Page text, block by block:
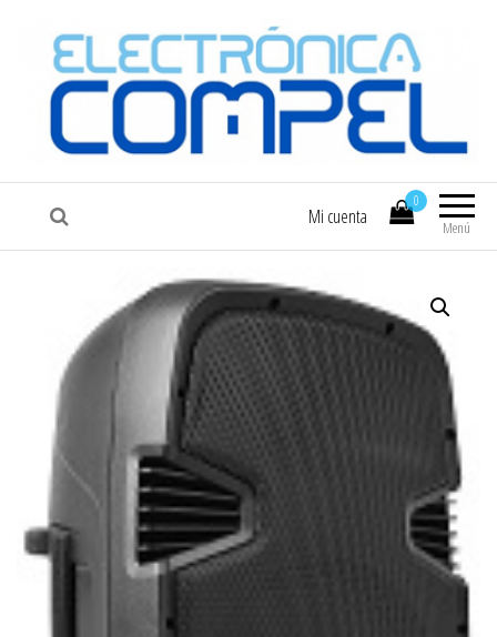
COMPEL Electrónica COMPEL
Menú
0
Mi cuenta